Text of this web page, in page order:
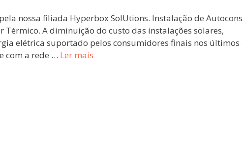
nossa filiada Hyperbox SolUtions. Instalação de
A diminuição do custo das instalações solares,
elétrica suportado pelos consumidores finais nos últimos
com a rede … Ler mais